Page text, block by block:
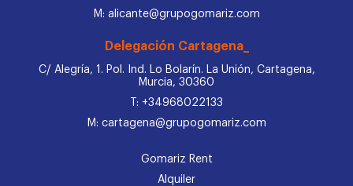
M: alicante@grupogomariz.com
Delegación Cartagena_
C/ Alegría, 1. Pol. Ind. Lo Bolarín. La Unión, Cartagena,
Murcia, 30360
T: +34968022133
M: cartagena@grupogomariz.com
Gomariz Rent
Alquiler